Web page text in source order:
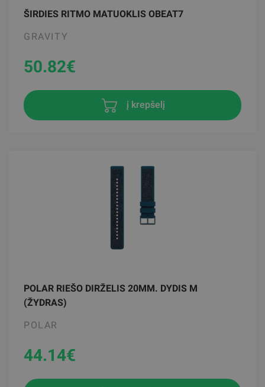
ŠIRDIES RITMO MATUOKLIS OBEAT7
GRAVITY
50.82€
į krepšelį
POLAR RIEŠO DIRŽELIS 20MM. DYDIS M
(ŽYDRAS)
POLAR
44.14€